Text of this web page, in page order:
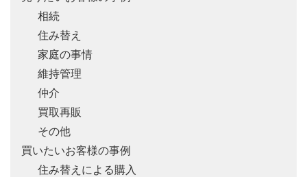
相続
住み替え
家庭の事情
維持管理
仲介
買取再販
その他
買いたいお客様の事例
住み替えによる購入